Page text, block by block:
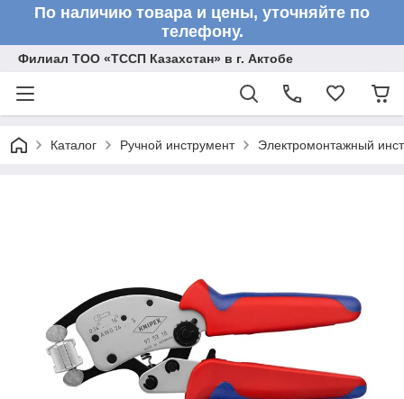
По наличию товара и цены, уточняйте по
телефону.
Филиал ТОО «ТССП Казахстан» в г. Актобе
Каталог Ручной инструмент Электромонтажный